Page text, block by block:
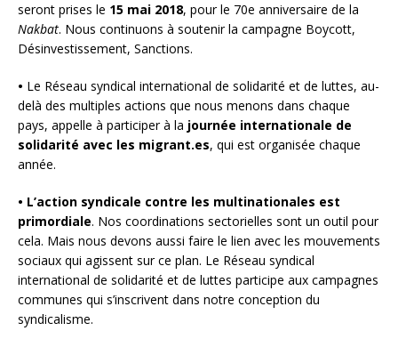
seront prises le 15 mai 2018, pour le 70e anniversaire de la
Nakbat. Nous continuons à soutenir la campagne Boycott,
Désinvestissement, Sanctions.
• Le Réseau syndical international de solidarité et de luttes, au-
delà des multiples actions que nous menons dans chaque
pays, appelle à participer à la journée internationale de
solidarité avec les migrant.es, qui est organisée chaque
année.
• L’action syndicale contre les multinationales est
primordiale. Nos coordinations sectorielles sont un outil pour
cela. Mais nous devons aussi faire le lien avec les mouvements
sociaux qui agissent sur ce plan. Le Réseau syndical
international de solidarité et de luttes participe aux campagnes
communes qui s’inscrivent dans notre conception du
syndicalisme.